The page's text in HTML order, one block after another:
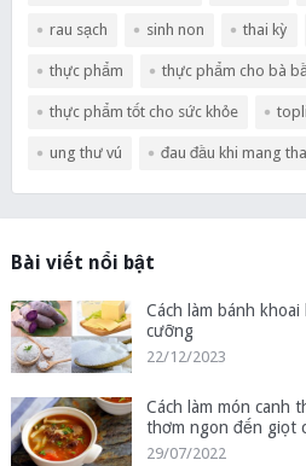
rau sạch sinh non thai kỳ
thực phẩm thực phẩm cho bà
thực phẩm tốt cho sức khỏe
ung thư vú đau đầu khi mang
Bài viết nổi bật
Cách làm bánh
cưỡng
22/12/2023
Cách làm món canh
thơm ngon đến giọt
29/07/2022